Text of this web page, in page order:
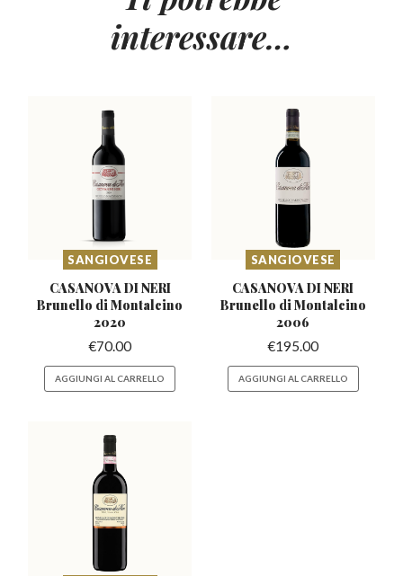
interessare…
SANGIOVESE
CASANOVA DI NERI
Brunello di Montalcino
2020
€70.00
AGGIUNGI AL CARRELLO
SANGIOVESE
CASANOVA DI NERI
Brunello di Montalcino
2006
€195.00
AGGIUNGI AL CARRELLO